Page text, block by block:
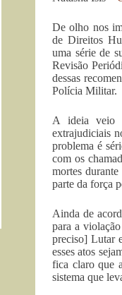
De olho nos
de Direitos
uma série de
Revisão
dessas
Polícia Militar.
A ideia veio
extrajudiciais
problema é
com os
mortes
parte da força
Ainda de
para a
preciso] Lutar
esses atos
fica claro que
sistema que